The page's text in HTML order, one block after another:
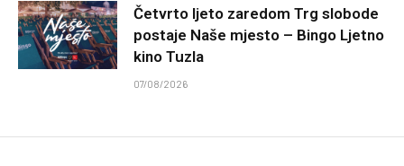
Četvrto ljeto zaredom Trg slobode
postaje Naše mjesto – Bingo Ljetno
kino Tuzla
07/08/2026